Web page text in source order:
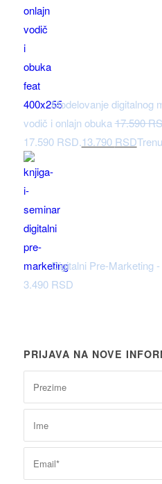
Modelovanje digitalnog
vodič i onlajn obuka 17.590
17.590 RSD.13.790 RSD
Digitalni Pre-Marketing
3.490 RSD
PRIJAVA NA NOVE